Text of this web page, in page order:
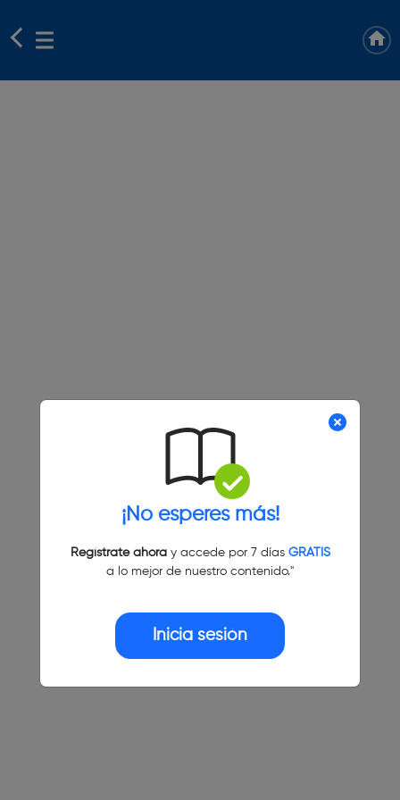
¡No esperes más!
Regístrate ahoray accede por 7 días GRATIS
a lo mejor de nuestro contenido."
Inicia sesión